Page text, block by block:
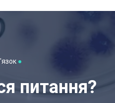
●
питання?